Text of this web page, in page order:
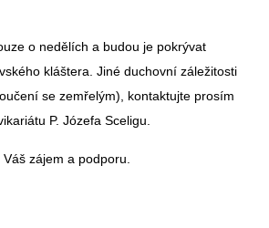
o nedělích a budou je pokrývat
kláštera. Jiné duchovní záležitosti
se zemřelým), kontaktujte prosím
P. Józefa Sceligu.
zájem a podporu.